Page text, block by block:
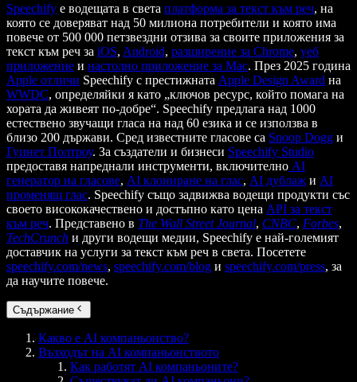
Speechify е водещата в света платформа за текст към реч, на
която се доверяват над 50 милиона потребители и която има
повече от 500 000 петзвездни отзива за своите приложения за
текст към реч за iOS, Android, разширение за Chrome, уеб
приложение и настолно приложение за Mac. През 2025 година
Apple отличи Speechify с престижната Apple Design Award на
WWDC, определяйки я като „ключов ресурс, който помага на
хората да живеят по-добре“. Speechify предлага над 1000
естествено звучащи гласа на над 60 езика и се използва в
близо 200 държави. Сред известните гласове са Snoop Dogg и
Гуинет Полтроу. За създатели и бизнеси Speechify Studio
предоставя напреднали инструменти, включително AI
генератор на гласове, AI клониране на глас, AI дублаж и AI
променящ глас. Speechify също задвижва водещи продукти със
своето висококачествено и достъпно като цена API за текст
към реч. Представено в The Wall Street Journal, CNBC, Forbes,
TechCrunch и други водещи медии, Speechify е най-големият
доставчик на услуги за текст към реч в света. Посетете
speechify.com/news, speechify.com/blog и speechify.com/press, за
да научите повече.
Съдържание
Какво е AI компаньонство?
Възходът на AI компаньонството
Как работят AI компаньоните?